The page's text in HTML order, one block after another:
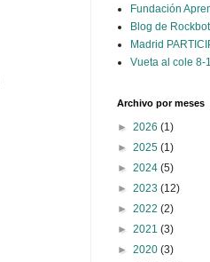
Fundación
Blog de
Madrid
Vueta al cole 8-
Archivo por meses
► 2026 (1)
► 2025 (1)
► 2024 (5)
► 2023 (12)
► 2022 (2)
► 2021 (3)
► 2020 (3)